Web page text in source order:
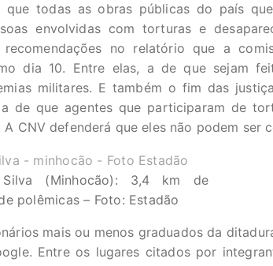
que todas as obras públicas do país
envolvidas com torturas e
no relatório que a
dia 10. Entre elas, a de que sejam
militares. E também o fim das
de que agentes que participaram de
CNV defenderá que eles não podem ser
(Minhocão): 3,4 km de
polêmicas – Foto: Estadão
mais ou menos graduados da
Entre os lugares citados por